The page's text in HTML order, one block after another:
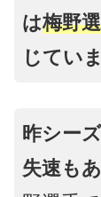
は梅野
じてい
昨シー
失速も